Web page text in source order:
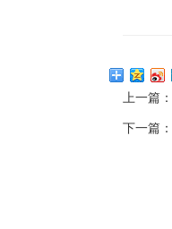
上一篇：
下一篇：